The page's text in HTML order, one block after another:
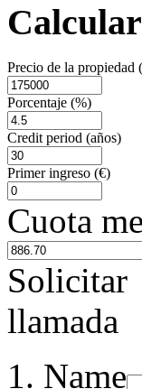
Precio de la propiedad
Porcentaje (%)
Credit period (años)
Primer ingreso (€)
Cuota
Solicitar
llamada
Name